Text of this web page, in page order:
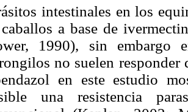
intestinales en los
a base de
1990), sin embargo
no suelen responder
en este estudio
una resistencia